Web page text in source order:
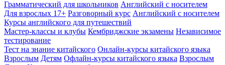
Грамматический для школьников Английский с носителем
Для взрослых 17+ Разговорный курс Английский с носителем
Курсы английского для путешествий
Мастер-классы и клубы Кембриджские экзамены Независимое
тестирование
Тест на знание китайского Онлайн-курсы китайского языка
Взрослым Детям Офлайн-курсы китайского языка Взрослым